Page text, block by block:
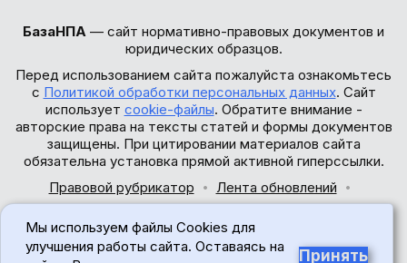
БазаНПА — сайт нормативно-правовых документов и
юридических образцов.
Перед использованием сайта пожалуйста ознакомьтесь
с Политикой обработки персональных данных. Сайт
использует cookie-файлы. Обратите внимание -
авторские права на тексты статей и формы документов
защищены. При цитировании материалов сайта
обязательна установка прямой активной гиперссылки.
Правовой рубрикатор
Лента обновлений
© 2017-2026
Мы используем файлы Cookies для
улучшения работы сайта. Оставаясь на
Принять